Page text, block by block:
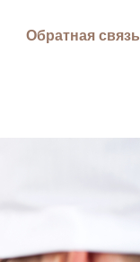
Обратная связь